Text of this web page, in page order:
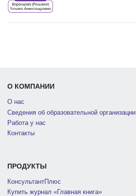
О КОМПАНИИ
О нас
Сведения об образовательной организации
Работа у нас
Контакты
ПРОДУКТЫ
КонсультантПлюс
Купить журнал «Главная книга»